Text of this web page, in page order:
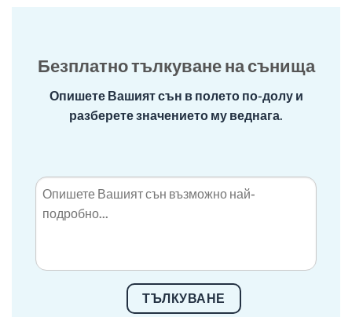
Безплатно тълкуване на сънища
Опишете Вашият сън в полето по-долу и
разберете значението му веднага.
ТЪЛКУВАНЕ